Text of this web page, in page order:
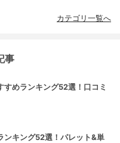
カテゴリ一覧へ
事
すめランキング52選！口コミ
ンキング52選！パレット&単